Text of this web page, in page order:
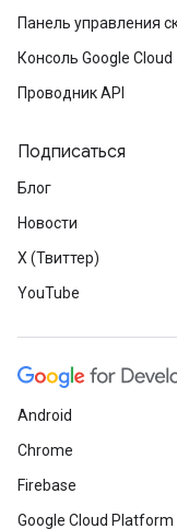
Панель управления
Консоль Google Cloud
Проводник API
Подписаться
Блог
Новости
X (Твиттер)
YouTube
Android
Chrome
Firebase
Google Cloud Platform